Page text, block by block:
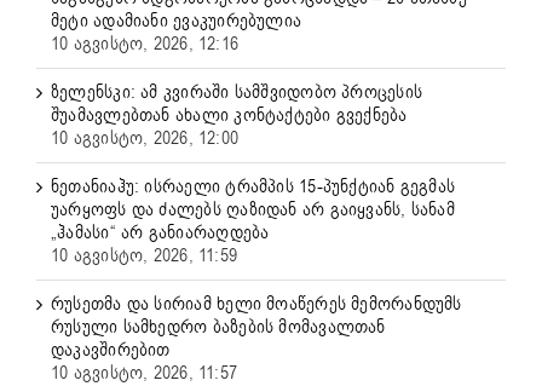
მეტი ადამიანი ევაკუირებულია
10 აგვისტო, 2026, 12:16
ზელენსკი: ამ კვირაში სამშვიდობო პროცესის
შუამავლებთან ახალი კონტაქტები გვექნება
10 აგვისტო, 2026, 12:00
ნეთანიაჰუ: ისრაელი ტრამპის 15-პუნქტიან გეგმას
უარყოფს და ძალებს ღაზიდან არ გაიყვანს, სანამ
„ჰამასი“ არ განიარაღდება
10 აგვისტო, 2026, 11:59
რუსეთმა და სირიამ ხელი მოაწერეს მემორანდუმს
რუსული სამხედრო ბაზების მომავალთან
დაკავშირებით
10 აგვისტო, 2026, 11:57